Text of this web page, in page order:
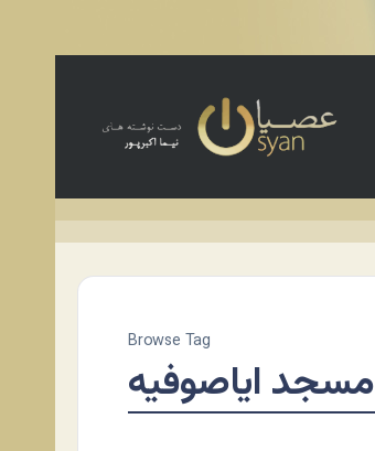
Browse Tag
مسجد ایاصوفیه